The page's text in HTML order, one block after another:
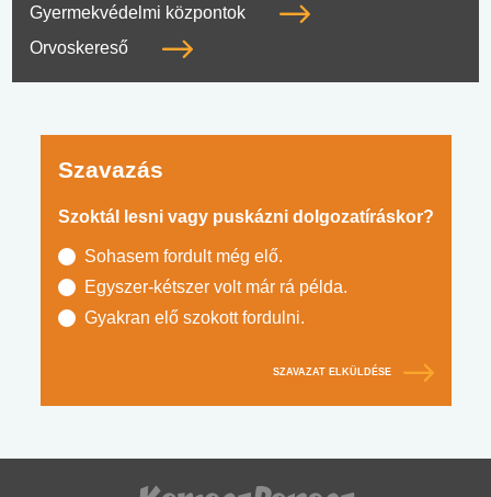
Gyermekvédelmi központok
Orvoskereső
Szavazás
Szoktál lesni vagy puskázni dolgozatíráskor?
Sohasem fordult még elő.
Egyszer-kétszer volt már rá példa.
Gyakran elő szokott fordulni.
SZAVAZAT ELKÜLDÉSE